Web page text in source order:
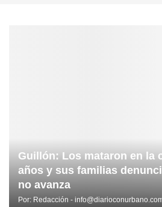
Guillón: Los mataron en la
años y sus familias
no avanza
Por: Redacción -